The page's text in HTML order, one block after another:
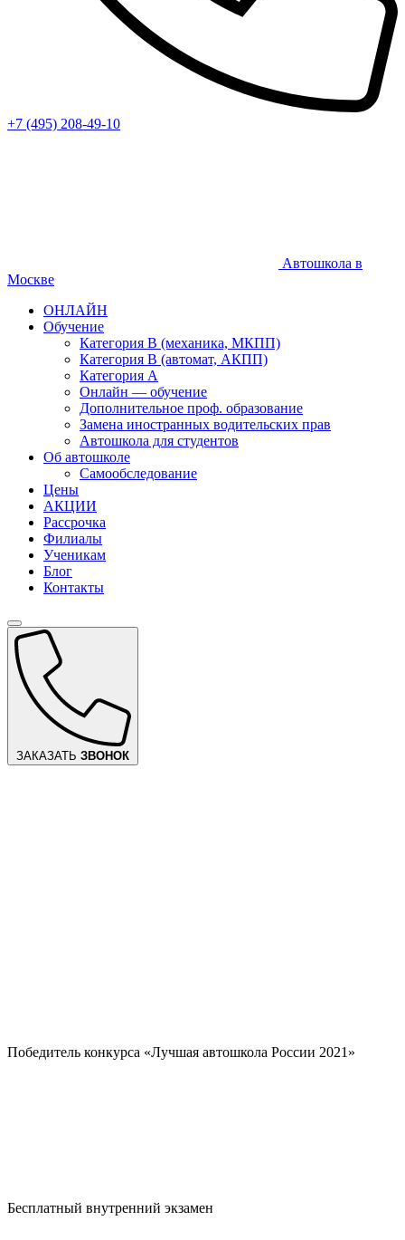
+7 (495) 208-49-10
Автошкола в
Москве
ОНЛАЙН
Обучение
Категория В (механика, МКПП)
Категория В (автомат, АКПП)
Категория А
Онлайн — обучение
Дополнительное проф. образование
Замена иностранных водительских прав
Автошкола для студентов
Об автошколе
Самообследование
Цены
АКЦИИ
Рассрочка
Филиалы
Ученикам
Блог
Контакты
ЗАКАЗАТЬ ЗВОНОК
Победитель конкурса «Лучшая автошкола России 2021»
Бесплатный внутренний экзамен